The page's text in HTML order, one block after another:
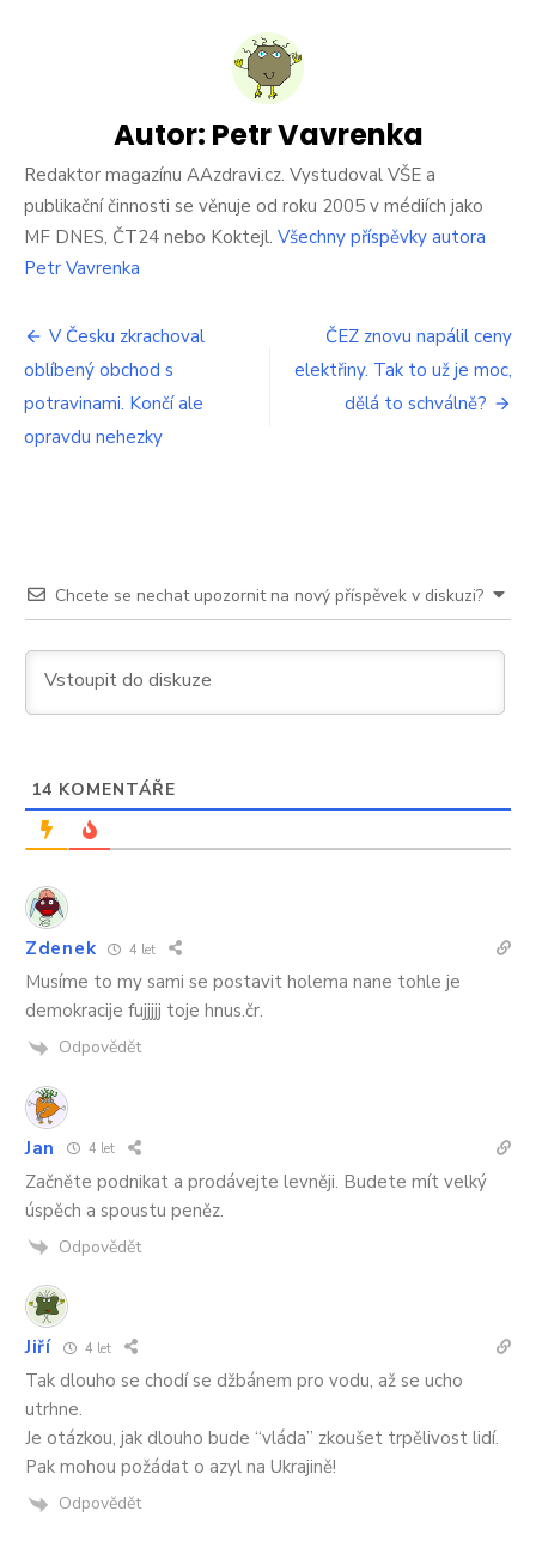
v
Česku
se
vyšplhá
90
být
už
brzy,
jen
Autor: Petr Vavrenka
Redaktor magazínu AAzdravi.cz. Vystudoval VŠE a
publikační činnosti se věnuje od roku 2005 v médiích jako
MF DNES, ČT24 nebo Koktejl. Všechny příspěvky autora
Petr Vavrenka
Navigace
pro
příspěvek
V Česku zkrachoval
oblíbený obchod s
potravinami. Končí ale
opravdu nehezky
ČEZ znovu napálil ceny
elektřiny. Tak to už je moc,
dělá to schválně?
Chcete se nechat upozornit na nový příspěvek v diskuzi?
14 KOMENTÁŘE
Zdenek 4 let
Musíme to my sami se postavit holema nane tohle je
demokracije fujjjjj toje hnus.čr.
Odpovědět
Jan 4 let
Začněte podnikat a prodávejte levněji. Budete mít velký
úspěch a spoustu peněz.
Odpovědět
Jiří 4 let
Tak dlouho se chodí se džbánem pro vodu, až se ucho
utrhne.
Je otázkou, jak dlouho bude “vláda” zkoušet trpělivost lidí.
Pak mohou požádat o azyl na Ukrajině!
Odpovědět